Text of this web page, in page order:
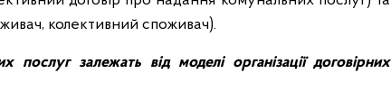
колективний споживач).
послуг залежать від моделі організації договірних